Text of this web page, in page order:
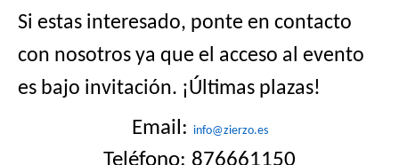
Si estas interesado, ponte en contacto
con nosotros ya que el acceso al evento
es bajo invitación. ¡Últimas plazas!
Email: info@zierzo.es
Teléfono: 876661150